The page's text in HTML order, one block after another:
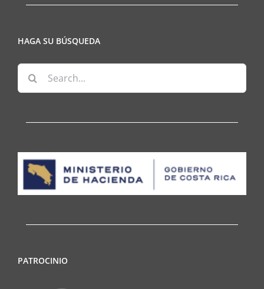
HAGA SU BÚSQUEDA
Search
for:
PATROCINIO